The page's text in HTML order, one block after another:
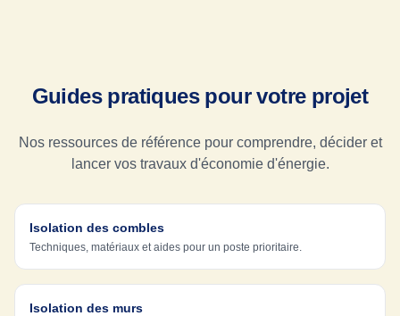
Guides pratiques pour votre projet
Nos ressources de référence pour comprendre, décider et
lancer vos travaux d'économie d'énergie.
Isolation des combles
Techniques, matériaux et aides pour un poste prioritaire.
Isolation des murs